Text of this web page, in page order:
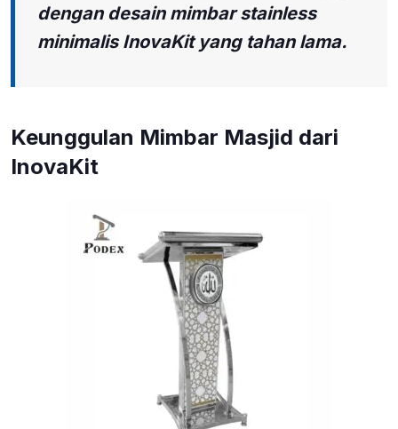
dengan desain mimbar stainless
minimalis InovaKit yang tahan lama.
Keunggulan Mimbar Masjid dari
InovaKit